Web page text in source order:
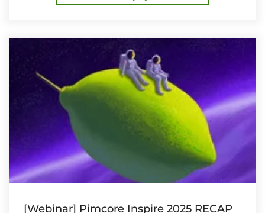
[Webinar] Pimcore Inspire 2025 RECAP